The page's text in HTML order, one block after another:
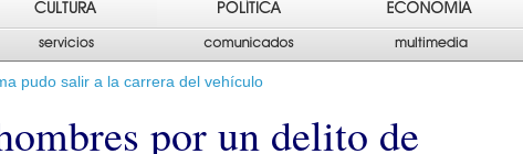
pudo salir a la carrera del vehículo
por un delito de